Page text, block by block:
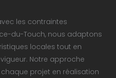
les contraintes
du-Touch, nous adaptons
locales tout en
Notre approche
projet en réalisation